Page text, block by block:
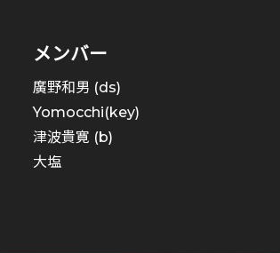
メンバー
廣野和男 (ds)
Yomocchi(key)
津波貴寛 (b)
大塩